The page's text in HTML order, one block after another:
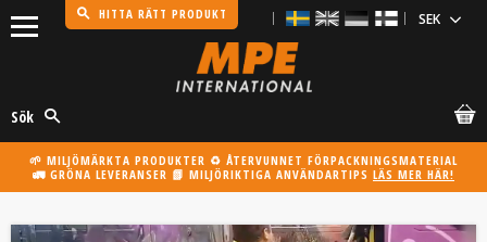
HITTA RÄTT PRODUKT
Sök
🌱 MILJÖMÄRKTA PRODUKTER ♻️ ÅTERVUNNET FÖRPACKNINGSMATERIAL
🚛 GRÖNA LEVERANSER 📗 MILJÖRIKTIGA ANVÄNDARTIPS LÄS MER HÄR!